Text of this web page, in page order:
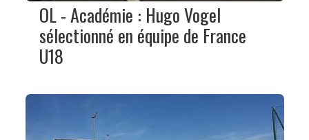
OL - Académie : Hugo Vogel
sélectionné en équipe de France
U18